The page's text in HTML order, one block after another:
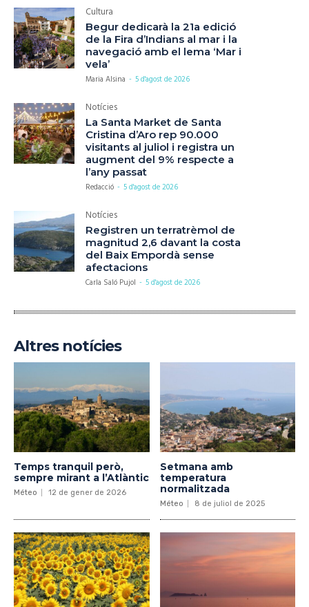
Cultura
Begur dedicarà la 21a edició
de la Fira d’Indians al mar i la
navegació amb el lema ‘Mar i
vela’
Maria Alsina - 5 d'agost de 2026
Notícies
La Santa Market de Santa
Cristina d’Aro rep 90.000
visitants al juliol i registra un
augment del 9% respecte a
l’any passat
Redacció - 5 d'agost de 2026
Notícies
Registren un terratrèmol de
magnitud 2,6 davant la costa
del Baix Empordà sense
afectacions
Carla Saló Pujol - 5 d'agost de 2026
Altres notícies
Temps tranquil però,
sempre mirant a l’Atlàntic
Méteo 12 de gener de 2026
Setmana amb
temperatura
normalitzada
Méteo 8 de juliol de 2025